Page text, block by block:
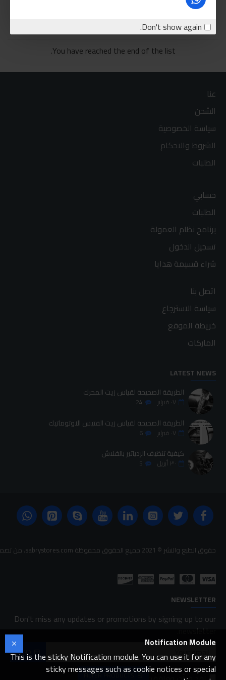
Don't show again.
You have reached the end of the list.
عنا
الشحن
سياسة الخصوصية
الشروط والاحكام
الطلبات
حسابي
الطلبات
برنامج نظام العمولة
تسجيل الدخول
شراء قسيمة هدايا
اتصل بنا
سياسة الاسترجاع
خريطة الموقع
الماركات
LATEST NEWS
الطريقة الصحيحة لقياس زيت المحرك
٠٧ فبراير 24
الطريقة الصحيحة لقياس زيت الفتيس الاوتوماتيك
٠٧ فبراير 6
كيفية تنظيف الردياتير بالفلاش
٣٠ أبريل 5
حقوق الطبع والنشر © 2021 جميع الحقوق محفوظة sabrystores.com. من تصميم-
NEWSLETTER
Don't miss any updates or promotions by signing up to our
newsletter.
SEND
Notification Module
This is the sticky Notification module. You can use it for any
sticky messages such as cookie notices or special
FILTER PRODUCTS